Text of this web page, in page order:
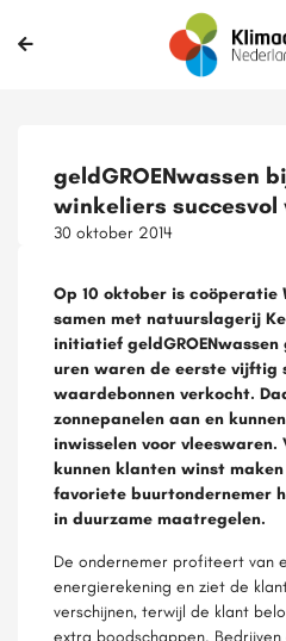
geldGROENwassen
winkeliers
30 oktober 2014
Op 10 oktober is coöperatie
samen met natuurslagerij
initiatief
uren waren de eerste vijftig
waardebonnen verkocht.
zonnepanelen aan en
inwisselen voor vleeswaren.
kunnen klanten winst
favoriete buurtondernemer
in duurzame maatregelen.
De ondernemer profiteert van
energierekening en ziet de
verschijnen, terwijl de klant
extra boodschappen.